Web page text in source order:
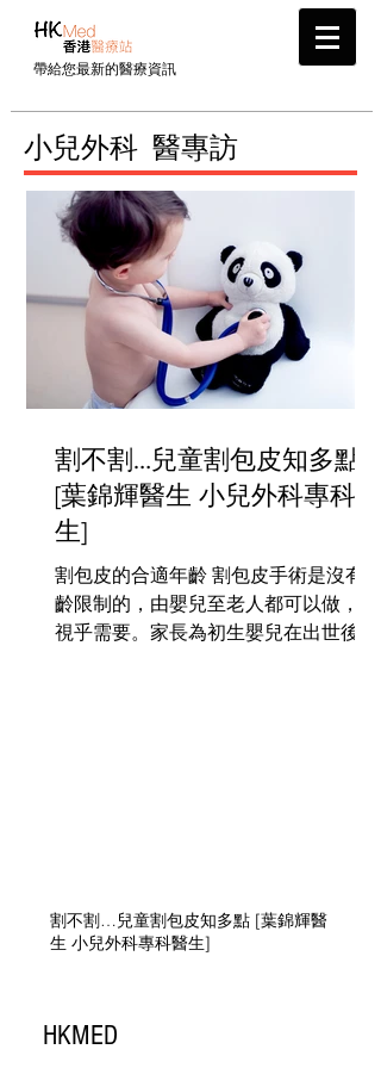
帶給您最新的醫療資訊
小兒外科 ​醫專訪
割不割…兒童割包皮知多點
[葉錦輝醫生 小兒外科專科醫
生]
割包皮的合適年齡 割包皮手術是沒有年
齡限制的，由嬰兒至老人都可以做，但
視乎需要。家長為初生嬰兒在出世後進
割不割…兒童割包皮知多點 [葉錦輝醫
生 小兒外科專科醫生]
HKMED